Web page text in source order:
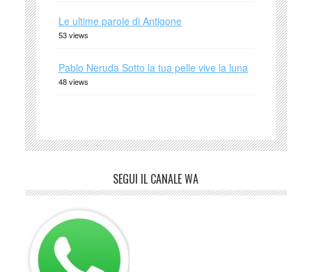
Le ultime parole di Antigone
53 views
Pablo Neruda Sotto la tua pelle vive la luna
48 views
SEGUI IL CANALE WA